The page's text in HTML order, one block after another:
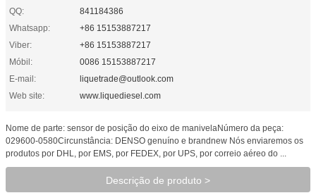
QQ:
841184386
Whatsapp:
+86 15153887217
Viber:
+86 15153887217
Móbil:
0086 15153887217
E-mail:
liquetrade@outlook.com
Web site:
www.liquediesel.com
Nome de parte: sensor de posição do eixo de manivelaNúmero da peça:
029600-0580Circunstância: DENSO genuíno e brandnew Nós enviaremos os
produtos por DHL, por EMS, por FEDEX, por UPS, por correio aéreo do ...
Descrição de produto >